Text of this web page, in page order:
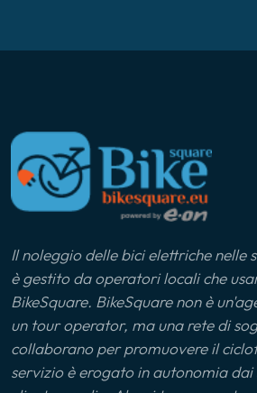
Il noleggio delle bici elettriche nelle
è gestito da operatori locali che
BikeSquare. BikeSquare non è
un tour operator, ma una rete di
collaborano per promuovere il
servizio è erogato in autonomia dai